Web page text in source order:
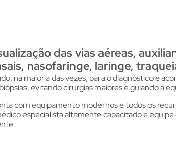
das vias aéreas,
nasofaringe, laringe,
na maioria das vezes, para o diagnóstico e
evitando cirurgias maiores e guiando a
com equipamento modernos e todos os
especialista altamente capacitado e